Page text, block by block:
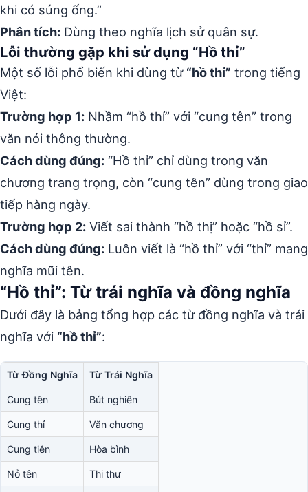
khi có súng ống.”
Phân tích: Dùng theo nghĩa lịch sử quân sự.
Lỗi thường gặp khi sử dụng “Hồ thỉ”
Một số lỗi phổ biến khi dùng từ “hồ thỉ” trong tiếng
Việt:
Trường hợp 1: Nhầm “hồ thỉ” với “cung tên” trong
văn nói thông thường.
Cách dùng đúng: “Hồ thỉ” chỉ dùng trong văn
chương trang trọng, còn “cung tên” dùng trong giao
tiếp hàng ngày.
Trường hợp 2: Viết sai thành “hồ thị” hoặc “hồ sỉ”.
Cách dùng đúng: Luôn viết là “hồ thỉ” với “thỉ” mang
nghĩa mũi tên.
“Hồ thỉ”: Từ trái nghĩa và đồng nghĩa
Dưới đây là bảng tổng hợp các từ đồng nghĩa và trái
nghĩa với “hồ thỉ”:
Từ Đồng Nghĩa Từ Trái Nghĩa
Cung tên Bút nghiên
Cung thỉ Văn chương
Cung tiễn Hòa bình
Nỏ tên Thi thư